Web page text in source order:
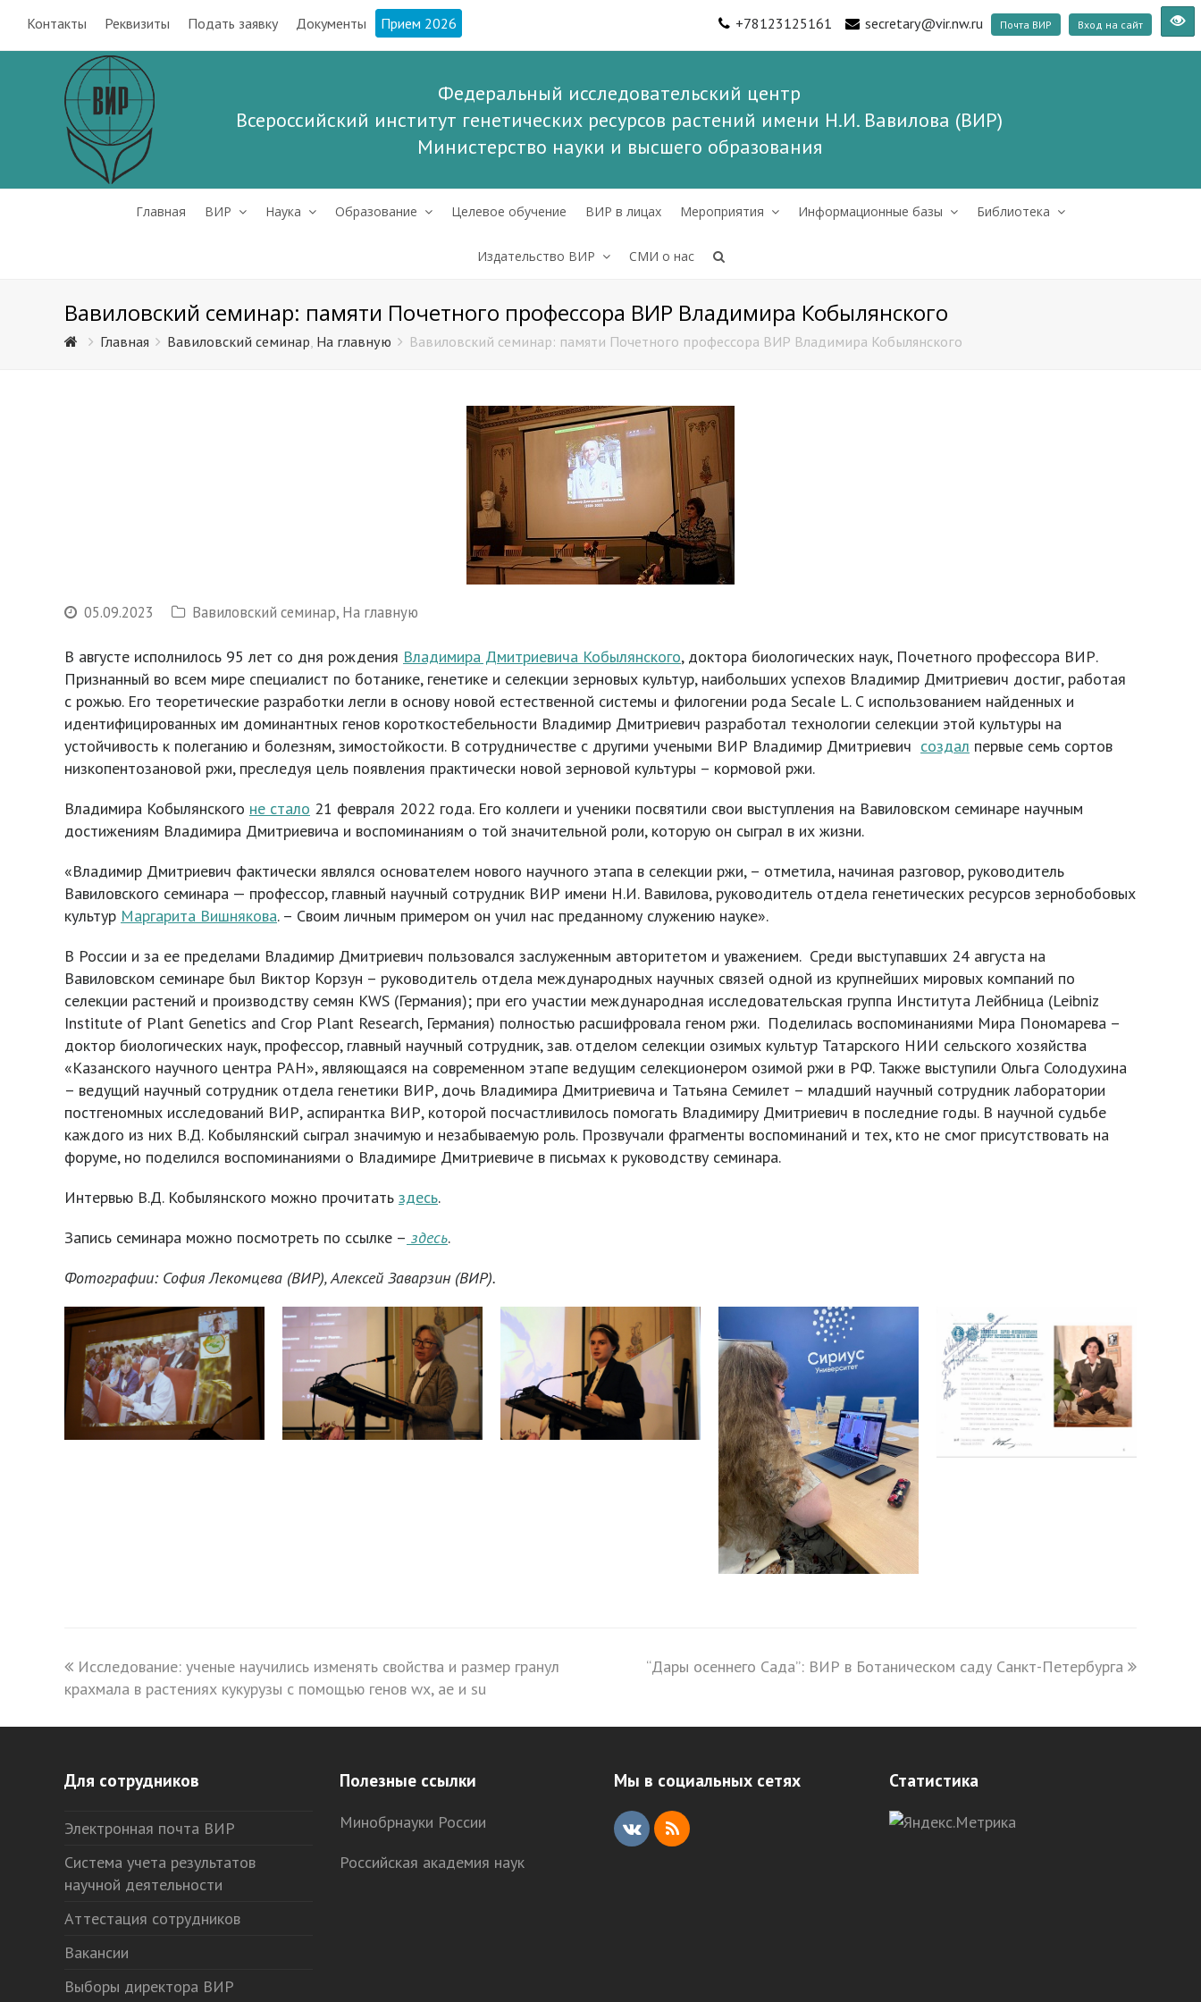
Контакты Реквизиты Подать заявку Документы Прием 2026 +78123125161 secretary@vir.nw.ru Почта ВИР Вход на сайт
Федеральный исследовательский центр
Всероссийский институт генетических ресурсов растений имени Н.И. Вавилова (ВИР)
Министерство науки и высшего образования
Главная ВИР Наука Образование Целевое обучение ВИР в лицах Мероприятия Информационные базы Библиотека
Издательство ВИР СМИ о нас
Вавиловский семинар: памяти Почетного профессора ВИР Владимира Кобылянского
Главная Вавиловский семинар, На главную Вавиловский семинар: памяти Почетного профессора ВИР Владимира Кобылянского
05.09.2023 Вавиловский семинар, На главную
В августе исполнилось 95 лет со дня рождения Владимира Дмитриевича Кобылянского, доктора биологических наук, Почетного профессора ВИР.
Признанный во всем мире специалист по ботанике, генетике и селекции зерновых культур, наибольших успехов Владимир Дмитриевич достиг, работая
с рожью. Его теоретические разработки легли в основу новой естественной системы и филогении рода Secale L. С использованием найденных и
идентифицированных им доминантных генов короткостебельности Владимир Дмитриевич разработал технологии селекции этой культуры на
устойчивость к полеганию и болезням, зимостойкости. В сотрудничестве с другими учеными ВИР Владимир Дмитриевич создал первые семь сортов
низкопентозановой ржи, преследуя цель появления практически новой зерновой культуры – кормовой ржи.
Владимира Кобылянского не стало 21 февраля 2022 года. Его коллеги и ученики посвятили свои выступления на Вавиловском семинаре научным
достижениям Владимира Дмитриевича и воспоминаниям о той значительной роли, которую он сыграл в их жизни.
«Владимир Дмитриевич фактически являлся основателем нового научного этапа в селекции ржи, – отметила, начиная разговор, руководитель
Вавиловского семинара — профессор, главный научный сотрудник ВИР имени Н.И. Вавилова, руководитель отдела генетических ресурсов зернобобовых
культур Маргарита Вишнякова. – Своим личным примером он учил нас преданному служению науке».
В России и за ее пределами Владимир Дмитриевич пользовался заслуженным авторитетом и уважением. Среди выступавших 24 августа на
Вавиловском семинаре был Виктор Корзун – руководитель отдела международных научных связей одной из крупнейших мировых компаний по
селекции растений и производству семян KWS (Германия); при его участии международная исследовательская группа Института Лейбница (Leibniz
Institute of Plant Genetics and Crop Plant Research, Германия) полностью расшифровала геном ржи. Поделилась воспоминаниями Мира Пономарева –
доктор биологических наук, профессор, главный научный сотрудник, зав. отделом селекции озимых культур Татарского НИИ сельского хозяйства
«Казанского научного центра РАН», являющаяся на современном этапе ведущим селекционером озимой ржи в РФ. Также выступили Ольга Солодухина
– ведущий научный сотрудник отдела генетики ВИР, дочь Владимира Дмитриевича и Татьяна Семилет – младший научный сотрудник лаборатории
постгеномных исследований ВИР, аспирантка ВИР, которой посчастливилось помогать Владимиру Дмитриевич в последние годы. В научной судьбе
каждого из них В.Д. Кобылянский сыграл значимую и незабываемую роль. Прозвучали фрагменты воспоминаний и тех, кто не смог присутствовать на
форуме, но поделился воспоминаниями о Владимире Дмитриевиче в письмах к руководству семинара.
Интервью В.Д. Кобылянского можно прочитать здесь.
Запись семинара можно посмотреть по ссылке – здесь.
Фотографии: София Лекомцева (ВИР), Алексей Заварзин (ВИР).
previous
post:
Исследование: ученые научились изменять свойства и размер гранул
крахмала в растениях кукурузы с помощью генов wx, ае и su
next
“Дары осеннего Сада”: ВИР в Ботаническом саду Санкт-Петербурга
Для сотрудников
Электронная почта ВИР
Система учета результатов
научной деятельности
Аттестация сотрудников
Вакансии
Выборы директора ВИР
Полезные ссылки
Минобрнауки России
Российская академия наук
Мы в социальных сетях
V
R
Статистика